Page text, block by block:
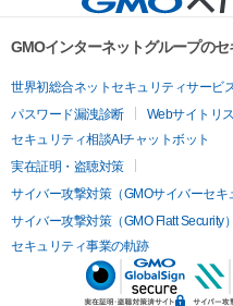
GMOインターネットグループの
世界初総合ネットセキュリティサービ
パスワード漏洩診断
Webサイトリ
セキュリティ相談AIチャットボット
実在証明・盗聴対策
サイバー攻撃対策（GMOサイバーセキ
サイバー攻撃対策（GMO Flatt Security）
セキュリティ事業の軌跡